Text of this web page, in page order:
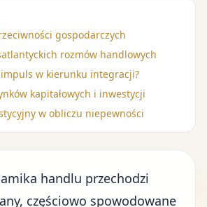
gospodarczych
rozmów handlowych
w kierunku integracji?
kapitałowych i inwestycji
w obliczu niepewności
handlu przechodzi
częściowo spowodowane